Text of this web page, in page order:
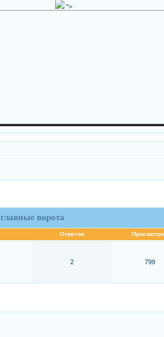
">
главные ворота
Ответов
2
799